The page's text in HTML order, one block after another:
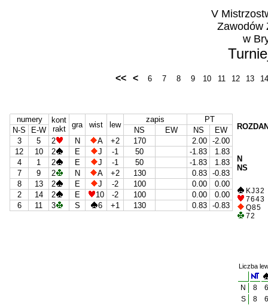
V
Zawodów
w
<< < 6 7 8 9 10 11 12 13 14
numery
kont
rakt
gra wist lew
zapis
PT
N-S
E-W NS EW NS
EW
3
5 2 N A +2 170 2.00 -2.00
12
10 2 E J -1 50 -1.83
1.83
4
1 2 E J -1 50 -1.83
1.83
7
9 2 N A +2 130 0.83 -0.83
8
13 2 E J -2 100 0.00
0.00
2
14 2 E 10 -2 100 0.00
0.00
6
11 3 S 6 +1 130 0.83 -0.83
N
NS
K J 3 2
7 6 4 3
Q 8 5
7 2
Liczba
N 8
6
S
8
6